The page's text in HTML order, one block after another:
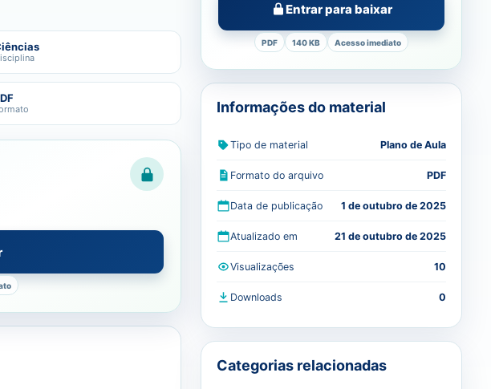
Entrar para baixar
PDF 140 KB Acesso imediato
Informações do material
Tipo de material Plano de Aula
Formato do arquivo PDF
Data de publicação 1 de outubro de 2025
Atualizado em 21 de outubro de 2025
Visualizações 10
Downloads 0
Categorias relacionadas